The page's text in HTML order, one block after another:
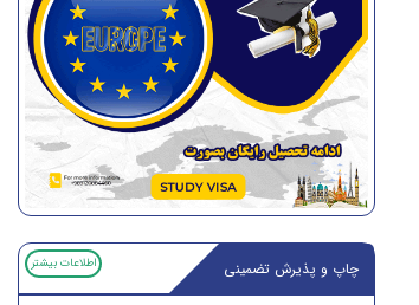
چاپ و پذیرش تضمینی اطلاعات بیشتر